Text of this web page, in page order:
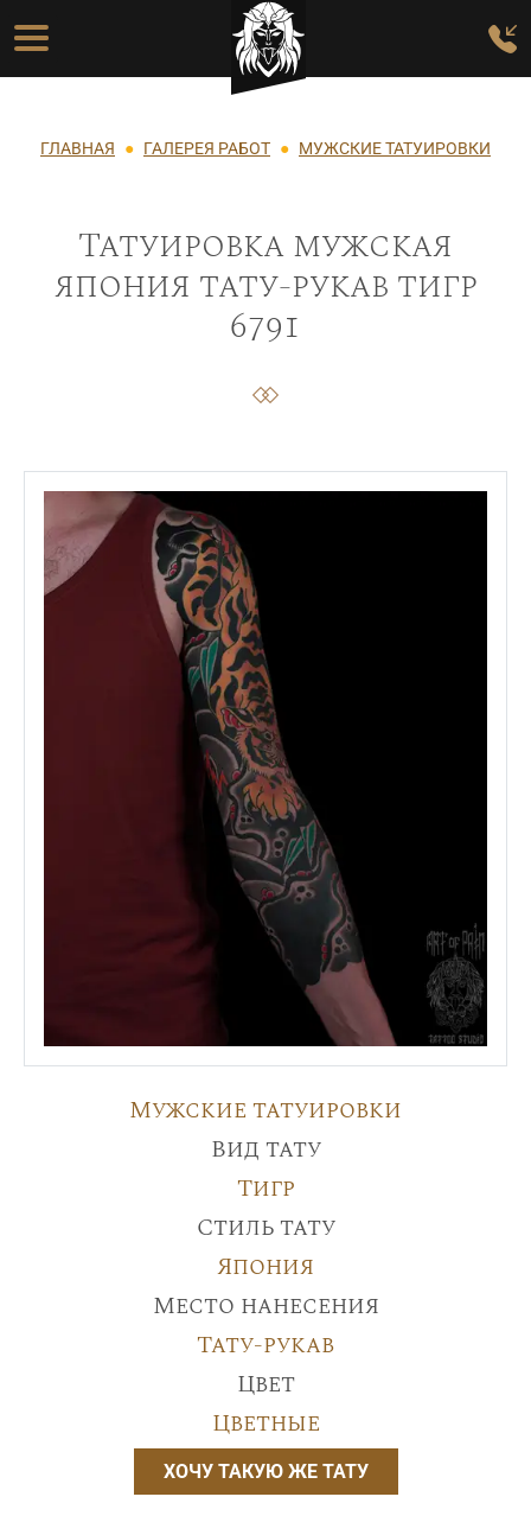
Перейти к основному содержанию
Основная навигация
Строка навигации
ГЛАВНАЯ ГАЛЕРЕЯ РАБОТ МУЖСКИЕ ТАТУИРОВКИ
Татуировка мужская
япония тату-рукав тигр
6791
Мужские татуировки
Вид тату
Тигр
Стиль тату
Япония
Место нанесения
Тату-рукав
Цвет
Цветные
ХОЧУ ТАКУЮ ЖЕ ТАТУ